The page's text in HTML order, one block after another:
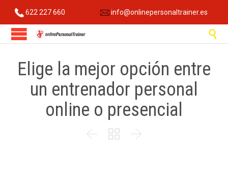
622 227 660 info@onlinepersonaltrainer.es

Elige la mejor opción entre
un entrenador personal
online o presencial
  